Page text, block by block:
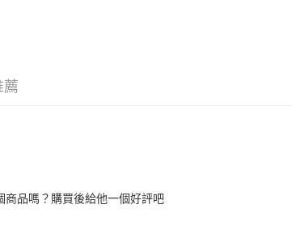
薦
商品嗎？購買後給他一個好評吧